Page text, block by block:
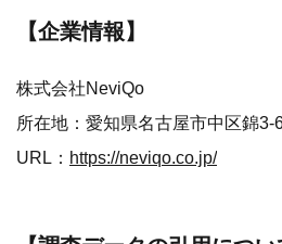
【企業情報】
株式会社NeviQo
所在地：愛知県名古屋市中区錦3-
URL： https://neviqo.co.jp/